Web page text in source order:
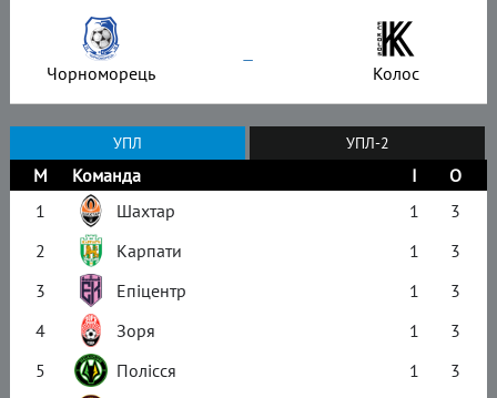
Чорноморець – Колос
УПЛ УПЛ-2
М Команда І
О
1
Шахтар 1
3
2
Карпати 1
3
3
Епіцентр 1
3
4
Зоря 1
3
5
Полісся 1
3